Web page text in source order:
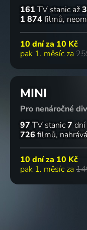
161 TV stanic až
1 874filmů
10 dní za 10 Kč
pak 1. měsíc za
MINI
Pro nenáročné
97 TV stanic7 dní
726 filmů
10 dní za 10 Kč
pak 1. měsíc za